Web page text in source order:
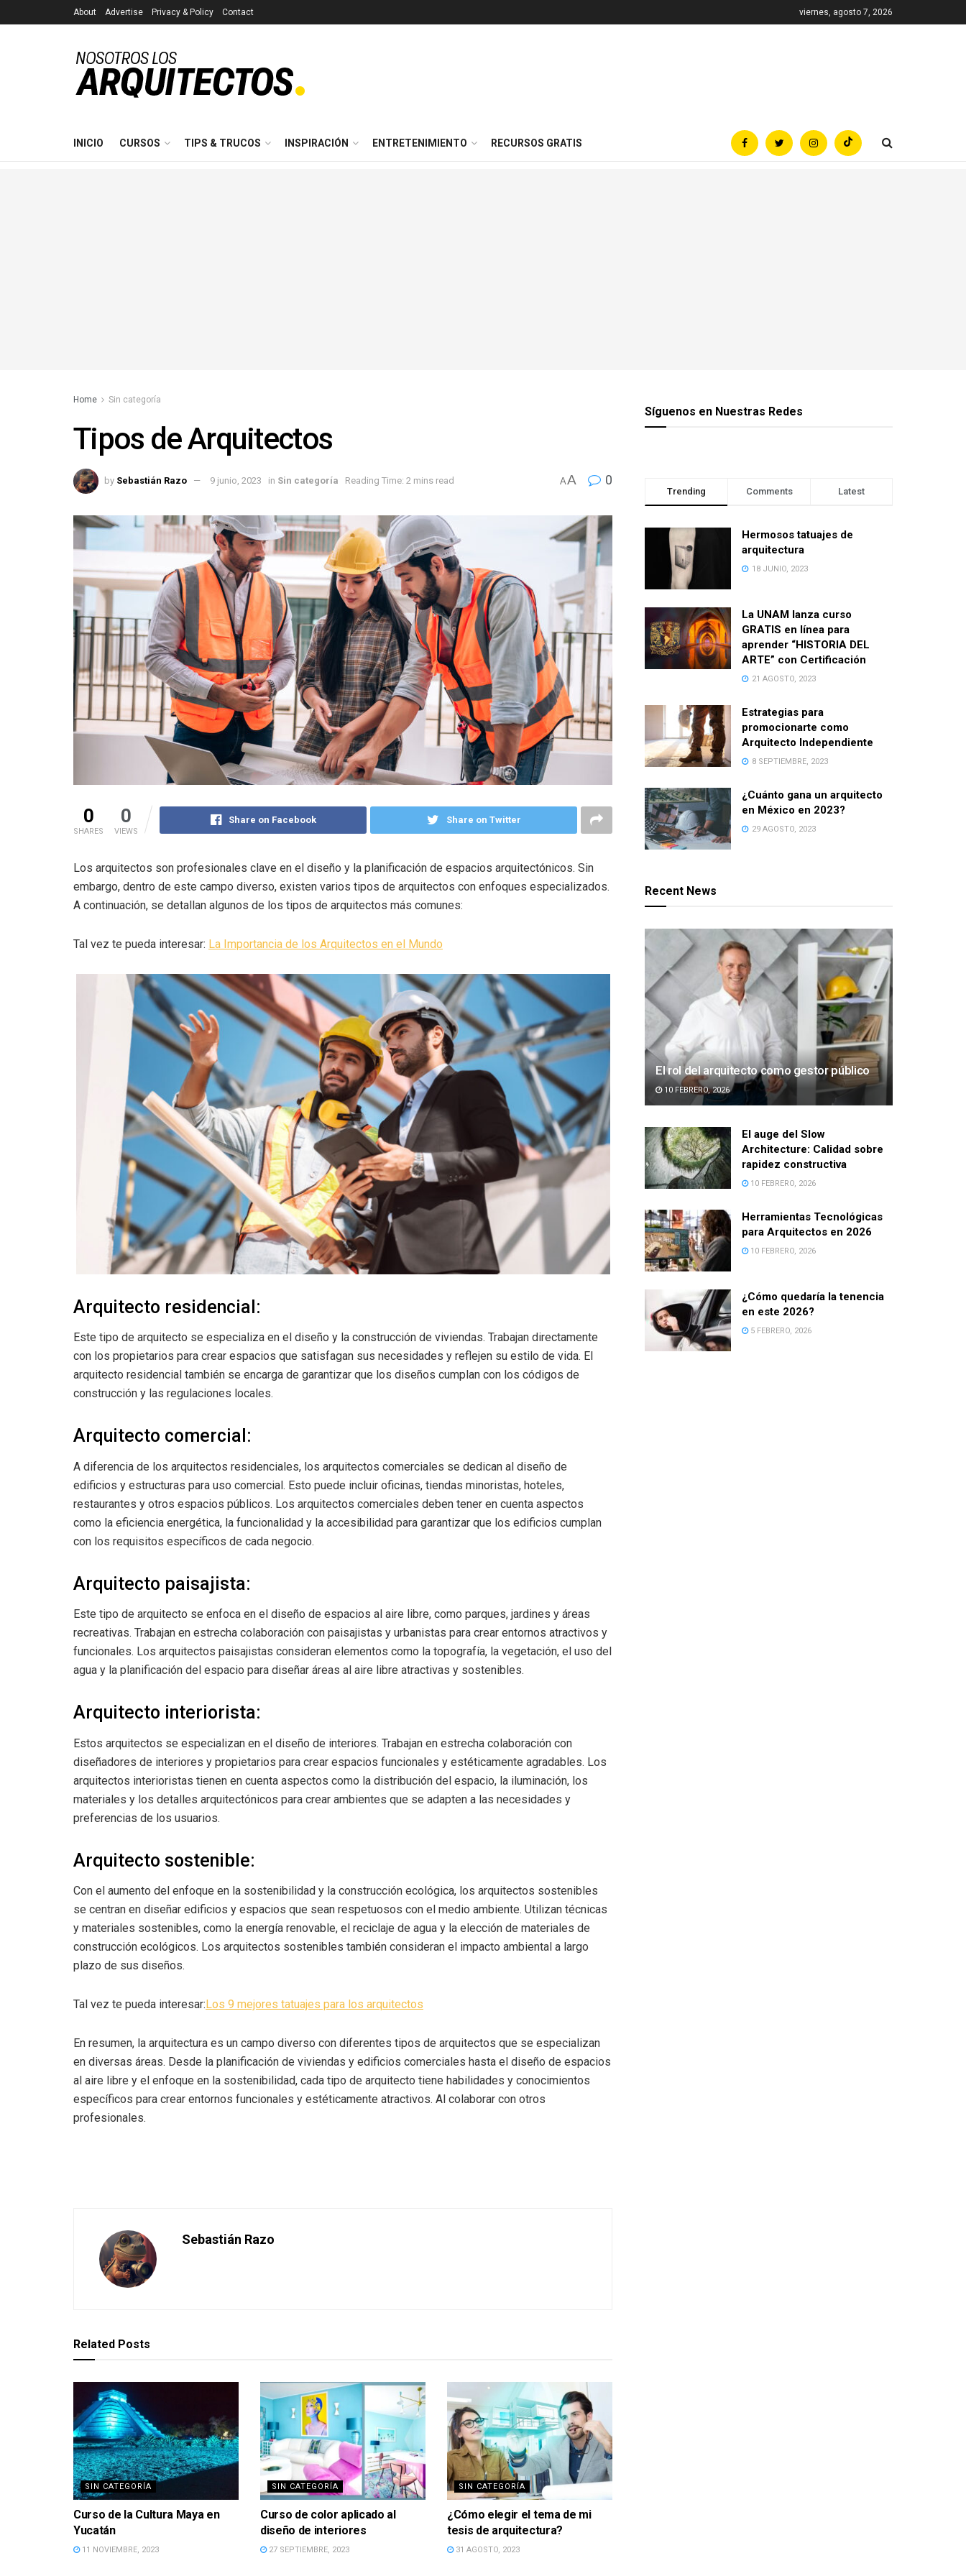
About Advertise Privacy & Policy Contact viernes, agosto 7, 2026
INICIO CURSOS TIPS & TRUCOS INSPIRACIÓN ENTRETENIMIENTO RECURSOS GRATIS
Home Sin categoría
Tipos de Arquitectos
by Sebastián Razo 9 junio, 2023 in Sin categoría Reading Time: 2 mins read AA 0
0
SHARES
0
VIEWS
Share on Facebook Share on Twitter
Los arquitectos son profesionales clave en el diseño y la planificación de espacios arquitectónicos. Sin
embargo, dentro de este campo diverso, existen varios tipos de arquitectos con enfoques especializados.
A continuación, se detallan algunos de los tipos de arquitectos más comunes:
Tal vez te pueda interesar: La Importancia de los Arquitectos en el Mundo
Arquitecto residencial:
Este tipo de arquitecto se especializa en el diseño y la construcción de viviendas. Trabajan directamente
con los propietarios para crear espacios que satisfagan sus necesidades y reflejen su estilo de vida. El
arquitecto residencial también se encarga de garantizar que los diseños cumplan con los códigos de
construcción y las regulaciones locales.
Arquitecto comercial:
A diferencia de los arquitectos residenciales, los arquitectos comerciales se dedican al diseño de
edificios y estructuras para uso comercial. Esto puede incluir oficinas, tiendas minoristas, hoteles,
restaurantes y otros espacios públicos. Los arquitectos comerciales deben tener en cuenta aspectos
como la eficiencia energética, la funcionalidad y la accesibilidad para garantizar que los edificios cumplan
con los requisitos específicos de cada negocio.
Arquitecto paisajista:
Este tipo de arquitecto se enfoca en el diseño de espacios al aire libre, como parques, jardines y áreas
recreativas. Trabajan en estrecha colaboración con paisajistas y urbanistas para crear entornos atractivos y
funcionales. Los arquitectos paisajistas consideran elementos como la topografía, la vegetación, el uso del
agua y la planificación del espacio para diseñar áreas al aire libre atractivas y sostenibles.
Arquitecto interiorista:
Estos arquitectos se especializan en el diseño de interiores. Trabajan en estrecha colaboración con
diseñadores de interiores y propietarios para crear espacios funcionales y estéticamente agradables. Los
arquitectos interioristas tienen en cuenta aspectos como la distribución del espacio, la iluminación, los
materiales y los detalles arquitectónicos para crear ambientes que se adapten a las necesidades y
preferencias de los usuarios.
Arquitecto sostenible:
Con el aumento del enfoque en la sostenibilidad y la construcción ecológica, los arquitectos sostenibles
se centran en diseñar edificios y espacios que sean respetuosos con el medio ambiente. Utilizan técnicas
y materiales sostenibles, como la energía renovable, el reciclaje de agua y la elección de materiales de
construcción ecológicos. Los arquitectos sostenibles también consideran el impacto ambiental a largo
plazo de sus diseños.
Tal vez te pueda interesar: Los 9 mejores tatuajes para los arquitectos
En resumen, la arquitectura es un campo diverso con diferentes tipos de arquitectos que se especializan
en diversas áreas. Desde la planificación de viviendas y edificios comerciales hasta el diseño de espacios
al aire libre y el enfoque en la sostenibilidad, cada tipo de arquitecto tiene habilidades y conocimientos
específicos para crear entornos funcionales y estéticamente atractivos. Al colaborar con otros
profesionales.
Sebastián Razo
Related Posts
SIN CATEGORÍA
Curso de la Cultura Maya en
Yucatán
11 NOVIEMBRE, 2023
SIN CATEGORÍA
Curso de color aplicado al
diseño de interiores
27 SEPTIEMBRE, 2023
SIN CATEGORÍA
¿Cómo elegir el tema de mi
tesis de arquitectura?
31 AGOSTO, 2023
Síguenos en Nuestras Redes
Trending Comments Latest
Hermosos tatuajes de
arquitectura
18 JUNIO, 2023
La UNAM lanza curso
GRATIS en línea para
aprender “HISTORIA DEL
ARTE” con Certificación
21 AGOSTO, 2023
Estrategias para
promocionarte como
Arquitecto Independiente
8 SEPTIEMBRE, 2023
¿Cuánto gana un arquitecto
en México en 2023?
29 AGOSTO, 2023
Recent News
El rol del arquitecto como gestor público
10 FEBRERO, 2026
El auge del Slow
Architecture: Calidad sobre
rapidez constructiva
10 FEBRERO, 2026
Herramientas Tecnológicas
para Arquitectos en 2026
10 FEBRERO, 2026
¿Cómo quedaría la tenencia
en este 2026?
5 FEBRERO, 2026